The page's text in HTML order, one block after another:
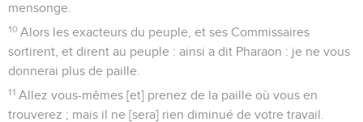
mensonge.
10 Alors les exacteurs du peuple, et ses Commissaires
sortirent, et dirent au peuple : ainsi a dit Pharaon : je ne vous
donnerai plus de paille.
11 Allez vous-mêmes [et] prenez de la paille où vous en
trouverez ; mais il ne [sera] rien diminué de votre travail.